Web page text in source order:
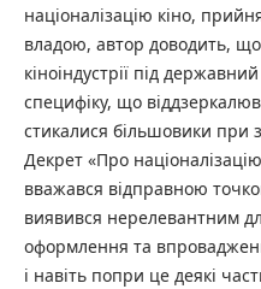
націоналізацію кіно,
владою, автор доводить, що
кіноіндустрії під
специфіку, що
стикалися більшовики при
Декрет «Про
вважався відправною
виявився нерелевантним
оформлення та
і навіть попри це деякі